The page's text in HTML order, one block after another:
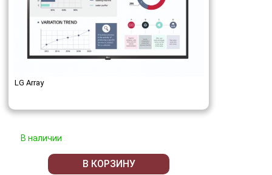
LG Array
В наличии
В КОРЗИНУ